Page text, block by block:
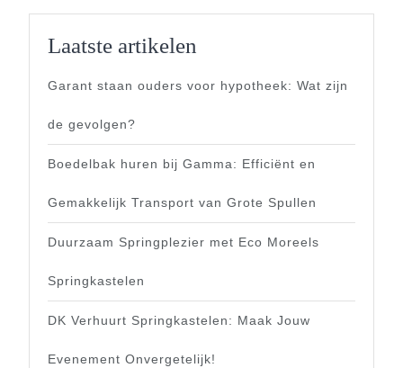
Laatste artikelen
Garant staan ouders voor hypotheek: Wat zijn
de gevolgen?
Boedelbak huren bij Gamma: Efficiënt en
Gemakkelijk Transport van Grote Spullen
Duurzaam Springplezier met Eco Moreels
Springkastelen
DK Verhuurt Springkastelen: Maak Jouw
Evenement Onvergetelijk!